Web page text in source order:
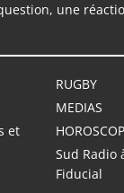
une
RUGBY
MEDIAS
et
Sud Radio
Fiducial